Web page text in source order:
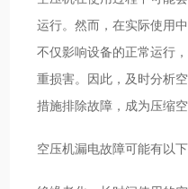
运行。然而，在实际使用
不仅影响设备的正常运行
重损害。因此，及时分析
措施排除故障，成为压缩
空压机漏电故障可能有以